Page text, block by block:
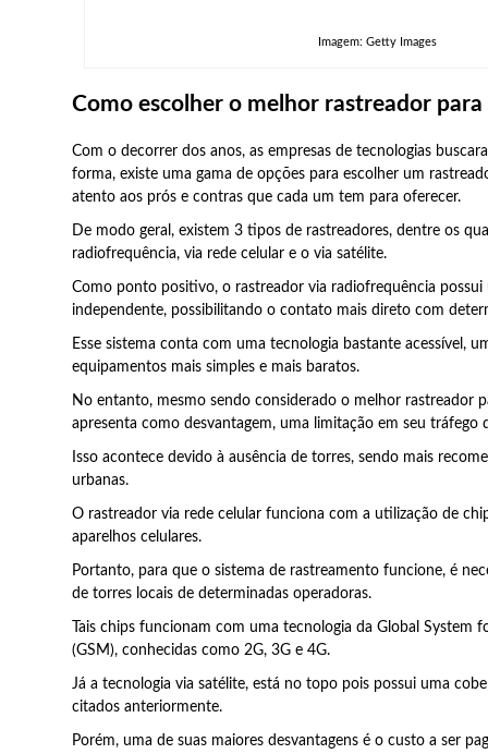
Imagem: Getty Images
Como escolher o melhor rastreador
Com o decorrer dos anos, as empresas de tecnologias
forma, existe uma gama de opções para escolher um
atento aos prós e contras que cada um tem para oferecer.
De modo geral, existem 3 tipos de rastreadores, dentre os
radiofrequência, via rede celular e o via satélite.
Como ponto positivo, o rastreador via radiofrequência possui
independente, possibilitando o contato mais direto com
Esse sistema conta com uma tecnologia bastante acessível,
equipamentos mais simples e mais baratos.
No entanto, mesmo sendo considerado o melhor rastreador
apresenta como desvantagem, uma limitação em seu tráfego
Isso acontece devido à ausência de torres, sendo mais
urbanas.
O rastreador via rede celular funciona com a utilização de
aparelhos celulares.
Portanto, para que o sistema de rastreamento funcione, é
de torres locais de determinadas operadoras.
Tais chips funcionam com uma tecnologia da Global System
(GSM), conhecidas como 2G, 3G e 4G.
Já a tecnologia via satélite, está no topo pois possui uma
citados anteriormente.
Porém, uma de suas maiores desvantagens é o custo a ser